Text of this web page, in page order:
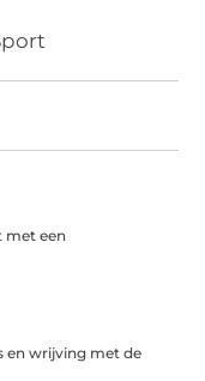
met een
en wrijving met de